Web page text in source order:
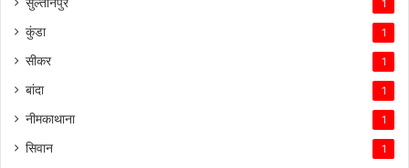
1
कुंडा 1
सीकर 1
बांदा 1
नीमकाथाना 1
सिवान 1